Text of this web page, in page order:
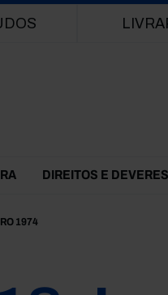
DIREITOS E DEVERES
1974